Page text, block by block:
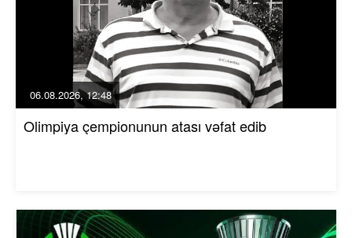
06.08.2026, 12:48
Olimpiya çempionunun atası vəfat edib